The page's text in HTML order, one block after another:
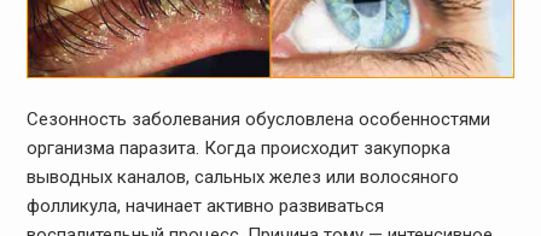
Сезонность заболевания обусловлена особенностями
организма паразита. Когда происходит закупорка
выводных каналов, сальных желез или волосяного
фолликула, начинает активно развиваться